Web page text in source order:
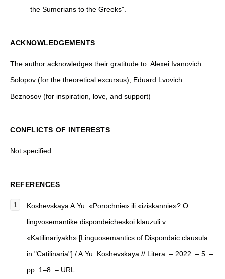
the Sumerians to the Greeks".
ACKNOWLEDGEMENTS
The author acknowledges their gratitude to: Alexei Ivanovich
Solopov (for the theoretical excursus); Eduard Lvovich
Beznosov (for inspiration, love, and support)
CONFLICTS OF INTERESTS
Not specified
REFERENCES
Koshevskaya A.Yu. «Porochnie» ili «iziskannie»? O
lingvosemantike dispondeicheskoi klauzuli v
«Katilinariyakh» [Linguosemantics of Dispondaic clausula
in "Catilinaria"] / A.Yu. Koshevskaya // Litera. – 2022. – 5. –
pp. 1–8. – URL: